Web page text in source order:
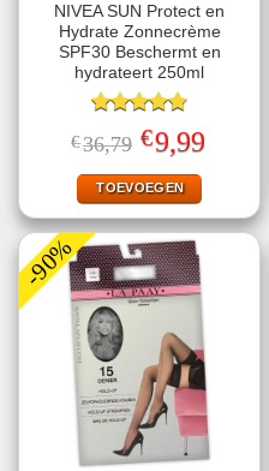
NIVEA SUN Protect en
Hydrate Zonnecrème
SPF30 Beschermt en
hydrateert 250ml
Gewaardeerd
4.78uit 5
€36,79 Oorspronkelijke
prijs
was:
€36,79.
€9,99Huidige
prijs
TOEVOEGEN
-90%